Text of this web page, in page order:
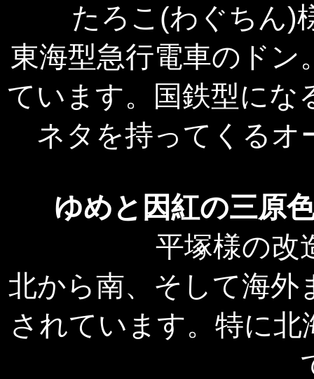
たろこ(わぐちん)
東海型急行電車のドン
ています。国鉄型にな
ネタを持ってくるオ
ゆめと因紅の三原
平塚様の改
北から南、そして海外
されています。特に